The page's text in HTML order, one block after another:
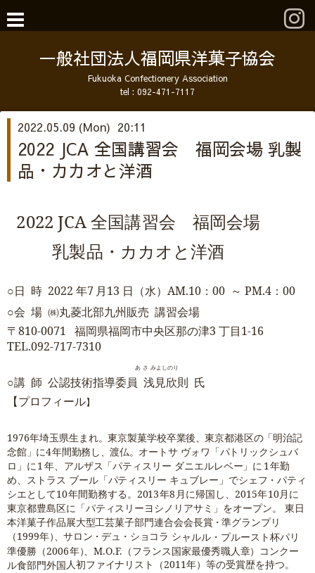
一般社団法人福岡県洋菓子協会
Fukuoka Confectionery Association
tel : 092-471-7117
2022.05.09 (Mon) 20:11
2022 JCA 全国講習会 福岡会場 乳製
品・カカオと洋酒
2022 JCA全国講習会 福岡会場
乳製品 ・カ カオと洋酒
○日 時 2022 年7 月13 日（水）AM.10： 00 ～ PM.4： 00
○会 場 ㈱丸菱北部九州販売 講習会場
〒810-0071 福岡県福岡市中央区那の津3 丁目1-16
TEL.092-717-7310
あさ みよしのり
○講 師 公認技術指導委員 浅見欣則 氏
【プロフィール】
1976年埼玉県生 まれ。 東京製菓学校卒業後 、東京都港区の「明治記
念館」 に4年間勤務 し 、渡仏。 オー トサ ヴォワ 「パト リ ックシ ュバ
ロ 」 に 1 年、 アルザス 「パテ ィ ス リー ダニエルレベー 」に 1 年勤
め 、ス トラス ブール「パテ ィ ス リ ー キ ュブレー 」 でシ ェ フ ・パティ
シエとして10年間勤務する 。 2013年8 月 に帰国し、 2015年10月 に
東京都豊島区に 「パテ ィ ス リ ーヨシノ リ アサミ 」 をオープン。 東日
本洋菓子作品展大型工芸菓子部門連合会会長賞・準グラ ンプリ
（1999年） サロ ン・デュ・ シ ョ コラ シャルル ・ プルース ト杯パリ
準優勝 （2006年）、M.O.F. （フラ ンス国家最優秀職人章） コ ンクー
ル食部門外国 人初フ ァイナ リ ス ト （201 1年）等の受賞歴を持つ。